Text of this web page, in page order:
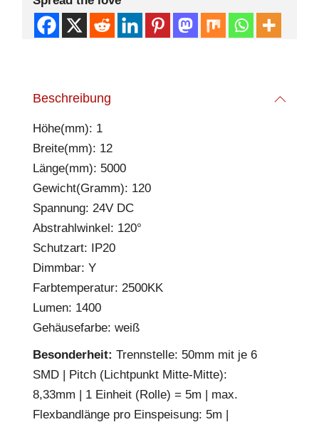
Beschreibung
Höhe(mm): 1
Breite(mm): 12
Länge(mm): 5000
Gewicht(Gramm): 120
Spannung: 24V DC
Abstrahlwinkel: 120°
Schutzart: IP20
Dimmbar: Y
Farbtemperatur: 2500KK
Lumen: 1400
Gehäusefarbe: weiß
Besonderheit: Trennstelle: 50mm mit je 6
SMD | Pitch (Lichtpunkt Mitte-Mitte):
8,33mm | 1 Einheit (Rolle) = 5m | max.
Flexbandlänge pro Einspeisung: 5m |